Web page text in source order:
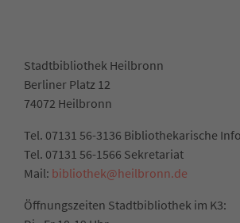
Stadtbibliothek Heilbronn
Berliner Platz 12
74072 Heilbronn
Tel. 07131 56-3136 Bibliothekarische
Tel. 07131 56-1566 Sekretariat
Mail: bibliothek@heilbronn.de
Öffnungszeiten Stadtbibliothek im K3: